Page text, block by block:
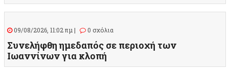
09/08/2026, 11:02 πμ | 0 σχόλια
Συνελήφθη ημεδαπός σε περιοχή των
Ιωαννίνων για κλοπή